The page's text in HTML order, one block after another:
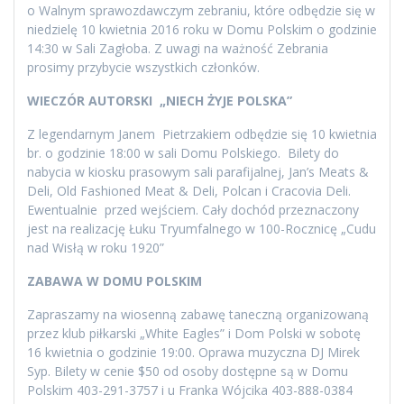
o Walnym sprawozdawczym zebraniu, które odbędzie się w
niedzielę 10 kwietnia 2016 roku w Domu Polskim o godzinie
14:30 w Sali Zagłoba. Z uwagi na ważność Zebrania
prosimy przybycie wszystkich członków.
WIECZÓR AUTORSKI „NIECH ŻYJE POLSKA”
Z legendarnym Janem Pietrzakiem odbędzie się 10 kwietnia
br. o godzinie 18:00 w sali Domu Polskiego. Bilety do
nabycia w kiosku prasowym sali parafijalnej, Jan’s Meats &
Deli, Old Fashioned Meat & Deli, Polcan i Cracovia Deli.
Ewentualnie przed wejściem. Cały dochód przeznaczony
jest na realizację Łuku Tryumfalnego w 100-Rocznicę „Cudu
nad Wisłą w roku 1920”
ZABAWA W DOMU POLSKIM
Zapraszamy na wiosenną zabawę taneczną organizowaną
przez klub piłkarski „White Eagles” i Dom Polski w sobotę
16 kwietnia o godzinie 19:00. Oprawa muzyczna DJ Mirek
Syp. Bilety w cenie $50 od osoby dostępne są w Domu
Polskim 403-291-3757 i u Franka Wójcika 403-888-0384